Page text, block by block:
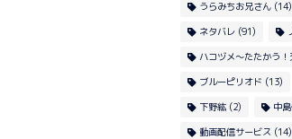
うらみちお兄さん(14)
ネタバレ(91)
ハコヅメ〜たたかう
ブルーピリオド (13)
下野紘(2) 中
動画配信サービス (14)